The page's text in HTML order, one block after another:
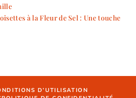
à la Fleur de Sel : Une touche
D’UTILISATION